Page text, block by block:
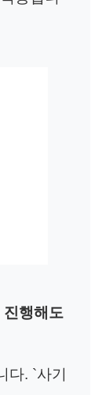
진행해도
다. `사기